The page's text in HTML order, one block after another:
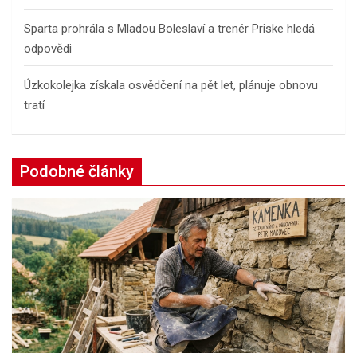
Sparta prohrála s Mladou Boleslaví a trenér Priske hledá
odpovědi
Úzkokolejka získala osvědčení na pět let, plánuje obnovu
tratí
Podobné články